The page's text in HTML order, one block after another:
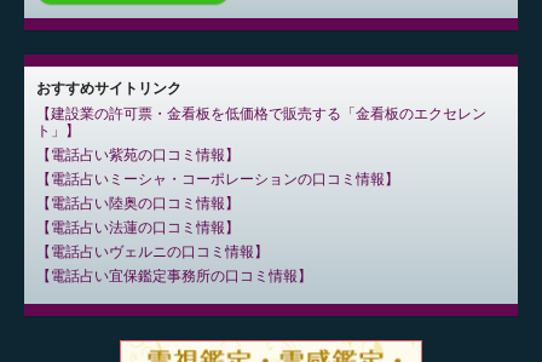
おすすめサイトリンク
建設業の許可票・金看板を低価格で販売する「金看板のエクセレン
ト」
電話占い紫苑の口コミ情報
電話占いミーシャ・コーポレーションの口コミ情報
電話占い陸奥の口コミ情報
電話占い法蓮の口コミ情報
電話占いヴェルニの口コミ情報
電話占い宜保鑑定事務所の口コミ情報